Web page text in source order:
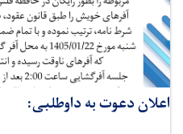
اعلان دعوت به داوطلبی: